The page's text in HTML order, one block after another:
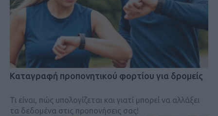
Kαταγραφή προπονητικού φορτίου για δρομείς
Τι είναι, πώς υπολογίζεται και γιατί μπορεί να αλλάξει
τα δεδομένα στις προπονήσεις σας!